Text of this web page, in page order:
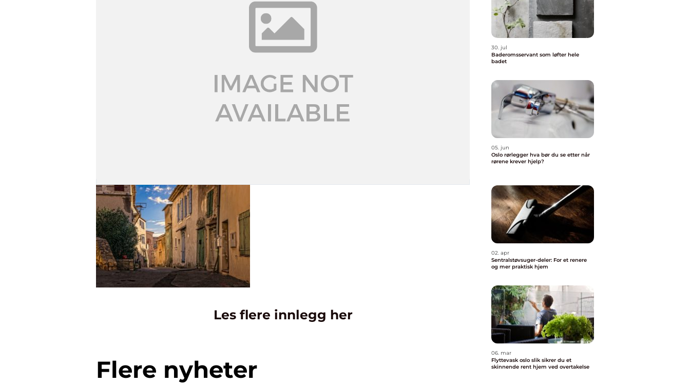
Les flere innlegg her
Flere nyheter
30. jul
Baderomsservant som løfter hele
badet
05. jun
Oslo rørlegger hva bør du se etter når
rørene krever hjelp?
02. apr
Sentralstøvsuger-deler: For et renere
og mer praktisk hjem
06. mar
Flyttevask oslo slik sikrer du et
skinnende rent hjem ved overtakelse